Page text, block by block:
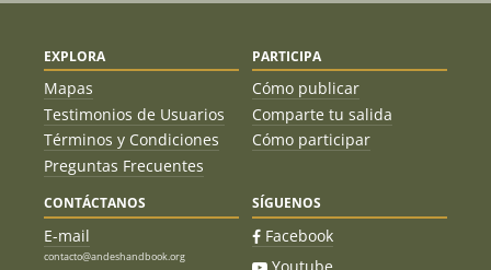
EXPLORA
Mapas
Testimonios de Usuarios
Términos y Condiciones
Preguntas Frecuentes
PARTICIPA
Cómo publicar
Comparte tu salida
Cómo participar
CONTÁCTANOS
E-mail
contacto@andeshandbook.org
SÍGUENOS
Facebook
Youtube